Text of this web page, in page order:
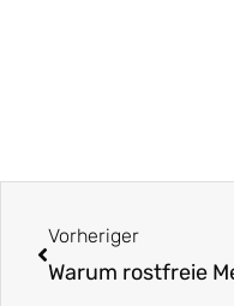
Vorheriger
Warum rostfreie